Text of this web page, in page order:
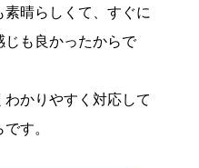
晴らしくて、すぐに
も良かったからで
かりやすく対応して
す。